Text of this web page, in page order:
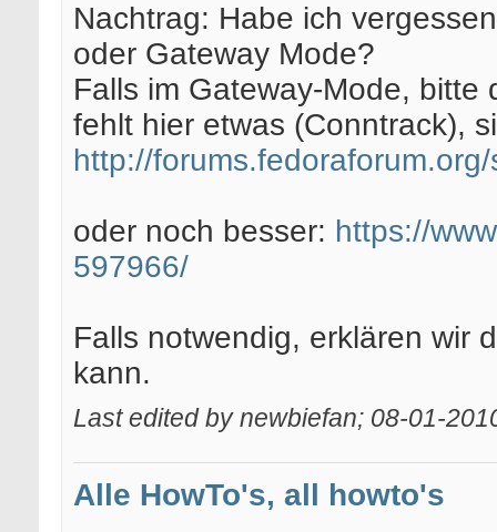
Nachtrag: Habe ich
oder Gateway Mode?
Falls im Gateway-Mode, bitte
fehlt hier etwas (Conntrack),
http://
oder noch besser: https://
597966/
Falls notwendig, erklären wir
kann.
Last edited by newbiefan; 08-01-
Alle HowTo's, all howto's